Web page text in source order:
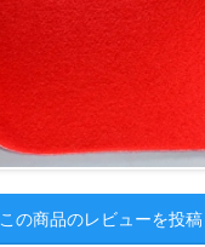
この商品のレビューを投稿